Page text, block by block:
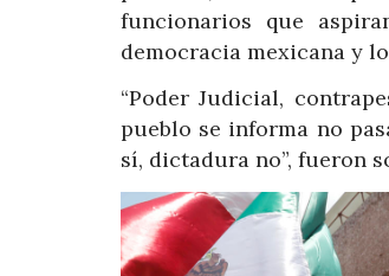
funcionarios que
democracia mexicana y
“Poder Judicial,
pueblo se informa no
sí, dictadura no”, fueron